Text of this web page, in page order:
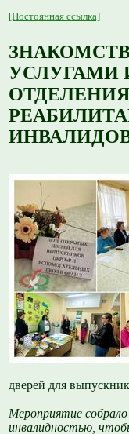
[Постоянная ссылка]
УСЛУГАМИ
дверей для
Мероприятие
инвалидностью,